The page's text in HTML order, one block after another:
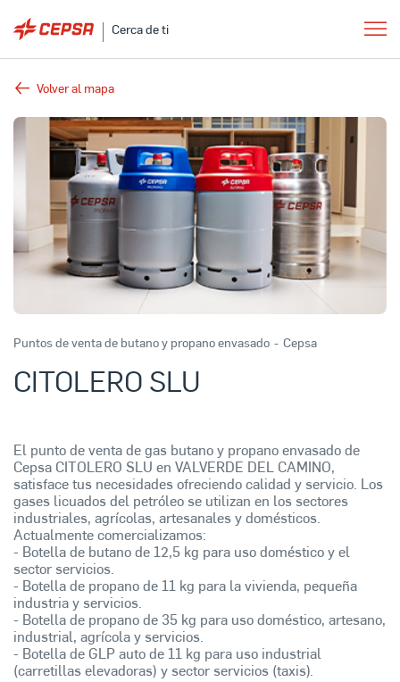
Cerca de ti
Volver al mapa
Puntos de venta de butano y propano envasado - Cepsa
CITOLERO SLU
El punto de venta de gas butano y propano envasado de
Cepsa CITOLERO SLU en VALVERDE DEL CAMINO,
satisface tus necesidades ofreciendo calidad y servicio. Los
gases licuados del petróleo se utilizan en los sectores
industriales, agrícolas, artesanales y domésticos.
Actualmente comercializamos:
- Botella de butano de 12,5 kg para uso doméstico y el
sector servicios.
- Botella de propano de 11 kg para la vivienda, pequeña
industria y servicios.
- Botella de propano de 35 kg para uso doméstico, artesano,
industrial, agrícola y servicios.
- Botella de GLP auto de 11 kg para uso industrial
(carretillas elevadoras) y sector servicios (taxis).